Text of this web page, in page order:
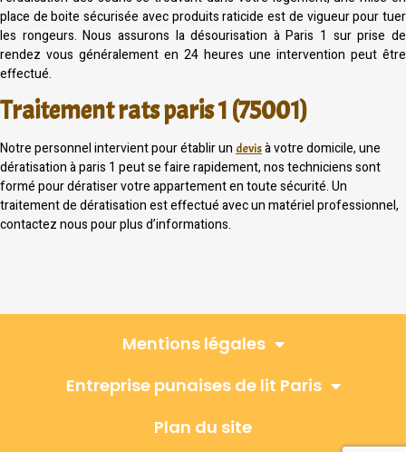
place de boite sécurisée avec produits raticide est de vigueur pour tuer
les rongeurs. Nous assurons la désourisation à Paris 1 sur prise de
rendez vous généralement en 24 heures une intervention peut être
effectué.
Traitement rats paris 1 (75001)
Notre personnel intervient pour établir un devisà votre domicile, une
dératisation à paris 1 peut se faire rapidement, nos techniciens sont
formé pour dératiser votre appartement en toute sécurité. Un
traitement de dératisation est effectué avec un matériel professionnel,
contactez nous pour plus d’informations.
Mentions légales
Entreprise punaises de lit Paris
Plan du site